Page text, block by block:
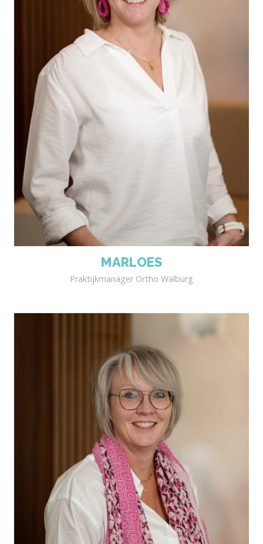
MARLOES
Praktijkmanager Ortho Walburg